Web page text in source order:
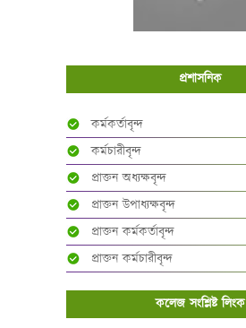
প্রশাসনিক
কর্মকর্তাবৃন্দ
কর্মচারীবৃন্দ
প্রাক্তন অধ্যক্ষবৃন্দ
প্রাক্তন উপাধ্যক্ষবৃন্দ
প্রাক্তন কর্মকর্তাবৃন্দ
প্রাক্তন কর্মচারীবৃন্দ
কলেজ সংশ্লিষ্ট লিংক